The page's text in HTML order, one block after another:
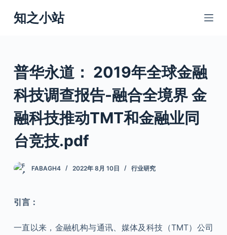
跳
过
知之小站
普华永道： 2019年全球金融
科技调查报告-融合全境界 金
融科技推动TMT和金融业同
台竞技.pdf
FABAGH4 2022年 8月 10日 行业研究
引言：
一直以来，金融机构与通讯、媒体及科技（TMT）公司